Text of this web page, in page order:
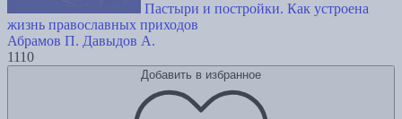
Пастыри и постройки. Как устроена
жизнь православных приходов
Абрамов П. Давыдов А.
1110
Добавить в избранное